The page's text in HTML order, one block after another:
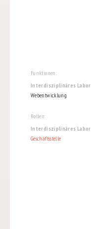
Funktionen:
Interdisziplinäres Labor
Webentwicklung
Rollen:
Interdisziplinäres Labor
Geschäftsstelle